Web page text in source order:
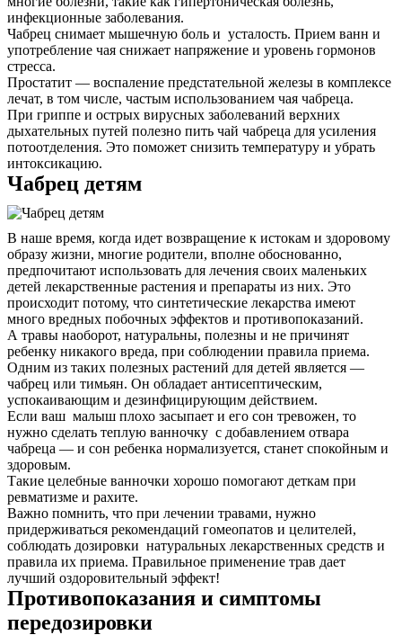
инфекционные заболевания.
Чабрец снимает мышечную боль и усталость. Прием ванн и
употребление чая снижает напряжение и уровень гормонов
стресса.
Простатит — воспаление предстательной железы в комплексе
лечат, в том числе, частым использованием чая чабреца.
При гриппе и острых вирусных заболеваний верхних
дыхательных путей полезно пить чай чабреца для усиления
потоотделения. Это поможет снизить температуру и убрать
интоксикацию.
Чабрец детям
В наше время, когда идет возвращение к истокам и здоровому
образу жизни, многие родители, вполне обоснованно,
предпочитают использовать для лечения своих маленьких
детей лекарственные растения и препараты из них. Это
происходит потому, что синтетические лекарства имеют
много вредных побочных эффектов и противопоказаний.
А травы наоборот, натуральны, полезны и не причинят
ребенку никакого вреда, при соблюдении правила приема.
Одним из таких полезных растений для детей является —
чабрец или тимьян. Он обладает антисептическим,
успокаивающим и дезинфицирующим действием.
Если ваш малыш плохо засыпает и его сон тревожен, то
нужно сделать теплую ванночку с добавлением отвара
чабреца — и сон ребенка нормализуется, станет спокойным и
здоровым.
Такие целебные ванночки хорошо помогают деткам при
ревматизме и рахите.
Важно помнить, что при лечении травами, нужно
придерживаться рекомендаций гомеопатов и целителей,
соблюдать дозировки натуральных лекарственных средств и
правила их приема. Правильное применение трав дает
лучший оздоровительный эффект!
Противопоказания и симптомы
передозировки